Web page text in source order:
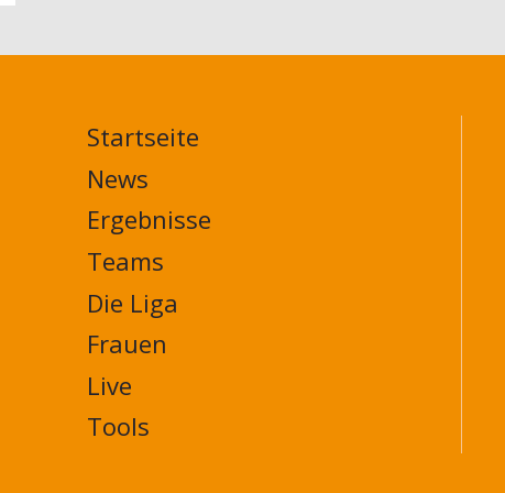
MAIN
NAVIGATION
FOOTER
Startseite
News
Ergebnisse
Teams
Die Liga
Frauen
Live
Tools